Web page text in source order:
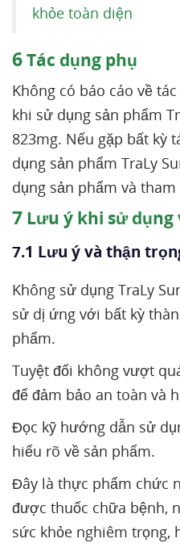
khỏe toàn diện
6Tác dụng phụ
Không có báo cáo về
khi sử dụng sản phẩm
823mg. Nếu gặp bất kỳ
dụng sản phẩm TraLy
dụng sản phẩm và
7 Lưu ý khi sử dụng
7.1 Lưu ý và thận
Không sử dụng TraLy
sử dị ứng với bất kỳ
phẩm.
Tuyệt đối không vượt
để đảm bảo an toàn và
Đọc kỹ hướng dẫn sử
hiểu rõ về sản phẩm.
Đây là thực phẩm chức
được thuốc chữa bệnh,
sức khỏe nghiêm trọng,